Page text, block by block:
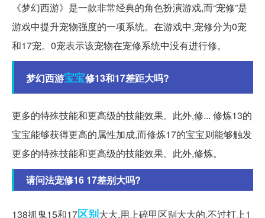
《梦幻西游》是一款非常经典的角色扮演游戏,而“宠修”是
游戏中提升宠物强度的一项系统。在游戏中,宠修分为0宠
和17宠。0宠表示该宠物在宠修系统中没有进行修。
梦幻西游宝宝修13和17差距大吗?
更多的特殊技能和更高级的技能效果。此外,修... 修炼13的
宝宝能够获得更高的属性加成,而修炼17的宝宝则能够触发
更多的特殊技能和更高级的技能效果。此外,修炼。
请问法宠修16 17差别大吗?
138抓鬼15和17区别大大,用上碎甲区别大大的,不过打上1